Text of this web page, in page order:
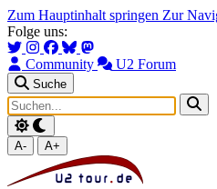
Zum Hauptinhalt springen Zur
Folge uns:
Community U2 Forum
Suche
A- A+